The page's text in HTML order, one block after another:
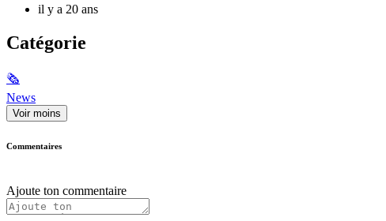
il y a 20 ans
Catégorie
🗞
News
Voir moins
Commentaires
Ajoute ton commentaire